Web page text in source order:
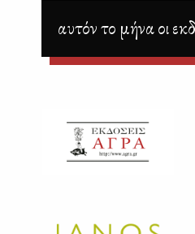
αυτόν το μήνα οι